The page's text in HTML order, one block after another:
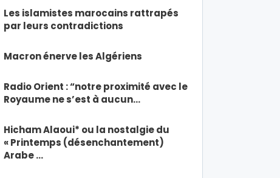
Les islamistes marocains rattrapés
par leurs contradictions
Macron énerve les Algériens
Radio Orient : “notre proximité avec le
Royaume ne s’est à aucun…
Hicham Alaoui* ou la nostalgie du
« Printemps (désenchantement)
Arabe …